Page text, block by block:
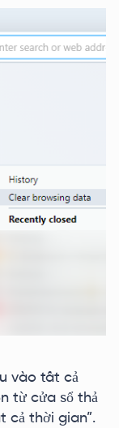
vào tất cả
từ cửa sổ thả
cả thời gian”.